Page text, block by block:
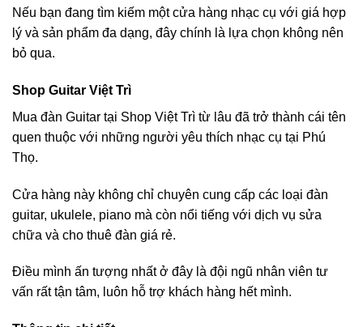
Nếu bạn đang tìm kiếm một cửa hàng nhạc cụ với giá hợp
lý và sản phẩm đa dạng, đây chính là lựa chọn không nên
bỏ qua.
Shop Guitar Việt Trì
Mua đàn Guitar tại Shop Việt Trì từ lâu đã trở thành cái tên
quen thuộc với những người yêu thích nhạc cụ tại Phú
Thọ.
Cửa hàng này không chỉ chuyên cung cấp các loại đàn
guitar, ukulele, piano mà còn nổi tiếng với dịch vụ sửa
chữa và cho thuê đàn giá rẻ.
Điều mình ấn tượng nhất ở đây là đội ngũ nhân viên tư
vấn rất tận tâm, luôn hỗ trợ khách hàng hết mình.